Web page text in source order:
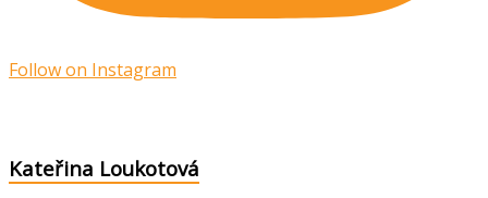
Follow on Instagram
Kateřina Loukotová